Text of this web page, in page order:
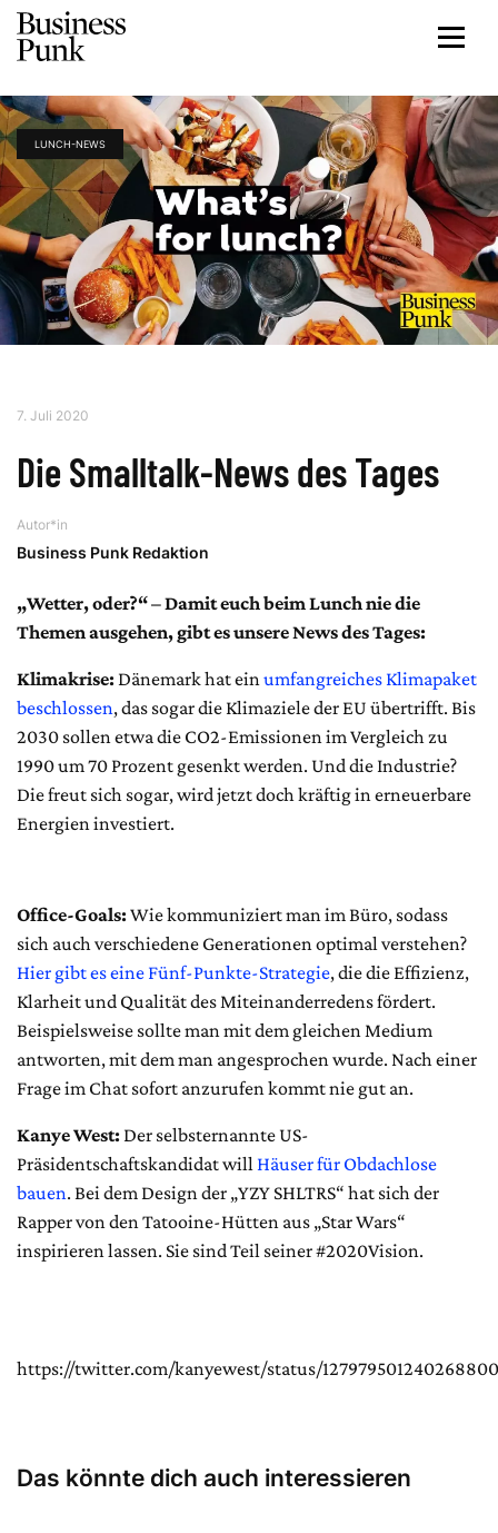
LUNCH-NEWS
7. Juli 2020
Die Smalltalk-News des Tages
Autor*in
Business Punk Redaktion
„Wetter, oder?“ – Damit euch beim Lunch nie die
Themen ausgehen, gibt es unsere News des Tages:
Klimakrise:Dänemark hat einumfangreiches Klimapaket
beschlossen, das sogar die Klimaziele der EU übertrifft. Bis
2030 sollen etwa die CO2-Emissionen im Vergleich zu
1990 um 70 Prozent gesenkt werden. Und die Industrie?
Die freut sich sogar, wird jetzt doch kräftig in erneuerbare
Energien investiert.
Office-Goals:Wie kommuniziert man im Büro, sodass
sich auch verschiedene Generationen optimal verstehen?
Hier gibt es eine Fünf-Punkte-Strategie, die die Effizienz,
Klarheit und Qualität des Miteinanderredens fördert.
Beispielsweise sollte man mit dem gleichen Medium
antworten, mit dem man angesprochen wurde. Nach einer
Frage im Chat sofort anzurufen kommt nie gut an.
Kanye West:Der selbsternannte US-
Präsidentschaftskandidat willHäuser für Obdachlose
bauen. Bei dem Design der „YZY SHLTRS“ hat sich der
Rapper von den Tatooine-Hütten aus „Star Wars“
inspirieren lassen. Sie sind Teil seiner #2020Vision.
https://twitter.com/kanyewest/status/
Das könnte dich auch interessieren